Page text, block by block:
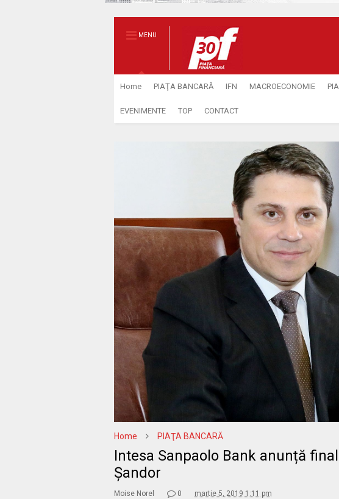
MENU
Home PIAŢA BANCARĂ IFN MACROECONOMIE
EVENIMENTE TOP CONTACT
Home PIAŢA BANCARĂ
Intesa Sanpaolo Bank anunță
Șandor
Moise Norel 0 martie 5, 2019 1:11 pm